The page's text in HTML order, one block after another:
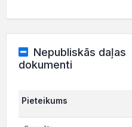
Nepubliskās daļas
dokumenti
Pieteikums